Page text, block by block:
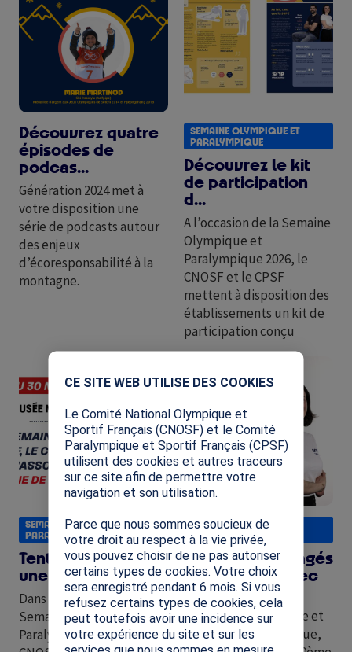
Découvrez quatre
épisodes de
podcas...
Génération 2024 met à
votre disposition une
série de podcasts autour
des enjeux
d’écoresponsabilité à la
montagne.
SEMAINE OLYMPIQUE ET
PARALYMPIQUE
Découvrez le kit
de participation
d...
A l’occasion de la Semaine
Olympique et
Paralympique 2026, le
CNOSF et le CPSF
mettent à disposition des
établissements un kit de
participation conçu
Image
SEMAINE OLYMPIQUE ET
PARALYMPIQUE
Tentez de gagner
une visite virtuel...
Dans le cadre de la
Semaine Olympique et
Paralympique 2026, le
SEMAINE OLYMPIQUE ET
PARALYMPIQUE
Ensemble, engagés
pour la SOP avec
...
L'aventure olympique et
paralympique continue,
CE SITE WEB UTILISE DES COOKIES
Le Comité National Olympique et
Sportif Français (CNOSF) et le Comité
Paralympique et Sportif Français (CPSF)
utilisent des cookies et autres traceurs
sur ce site afin de permettre votre
navigation et son utilisation.
Parce que nous sommes soucieux de
votre droit au respect à la vie privée,
vous pouvez choisir de ne pas autoriser
certains types de cookies. Votre choix
sera enregistré pendant 6 mois. Si vous
refusez certains types de cookies, cela
peut toutefois avoir une incidence sur
votre expérience du site et sur les